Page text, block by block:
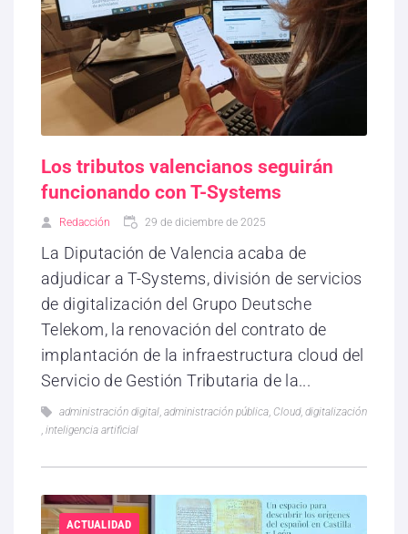
Los tributos valencianos seguirán
funcionando con T-Systems
Redacción 29 de diciembre de 2025
La Diputación de Valencia acaba de
adjudicar a T-Systems, división de servicios
de digitalización del Grupo Deutsche
Telekom, la renovación del contrato de
implantación de la infraestructura cloud del
Servicio de Gestión Tributaria de la...
administración digital, administración pública, Cloud, digitalización
, inteligencia artificial
ACTUALIDAD